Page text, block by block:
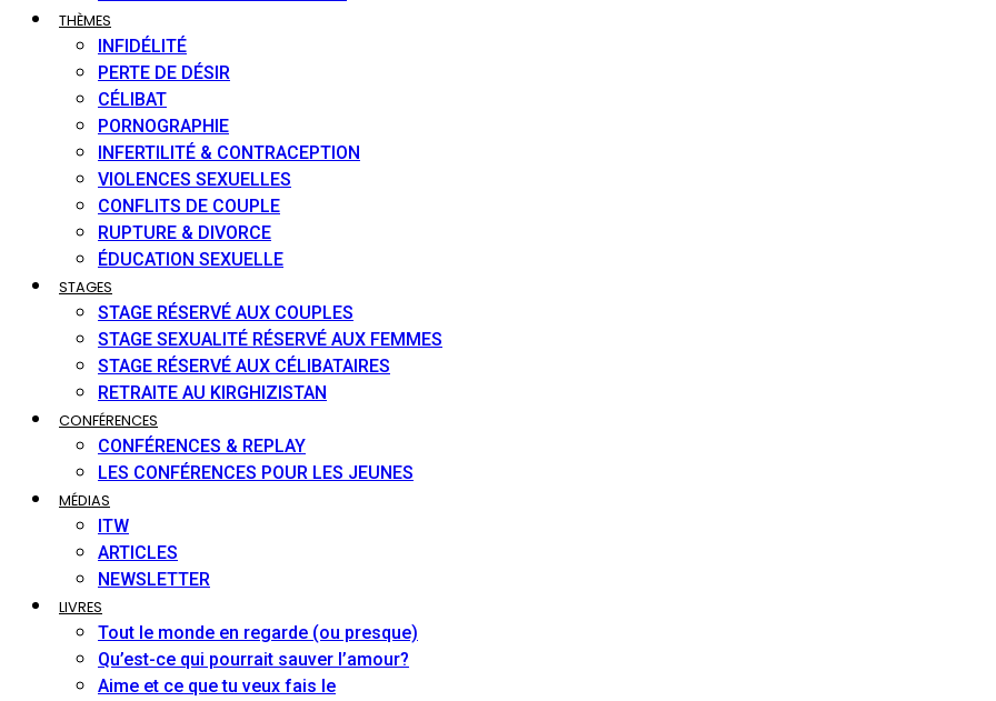
THÈMES
INFIDÉLITÉ
PERTE DE DÉSIR
CÉLIBAT
PORNOGRAPHIE
INFERTILITÉ & CONTRACEPTION
VIOLENCES SEXUELLES
CONFLITS DE COUPLE
RUPTURE & DIVORCE
ÉDUCATION SEXUELLE
STAGES
STAGE RÉSERVÉ AUX COUPLES
STAGE SEXUALITÉ RÉSERVÉ AUX FEMMES
STAGE RÉSERVÉ AUX CÉLIBATAIRES
RETRAITE AU KIRGHIZISTAN
CONFÉRENCES
CONFÉRENCES & REPLAY
LES CONFÉRENCES POUR LES JEUNES
MÉDIAS
ITW
ARTICLES
NEWSLETTER
LIVRES
Tout le monde en regarde (ou presque)
Qu’est-ce qui pourrait sauver l’amour?
Aime et ce que tu veux fais le